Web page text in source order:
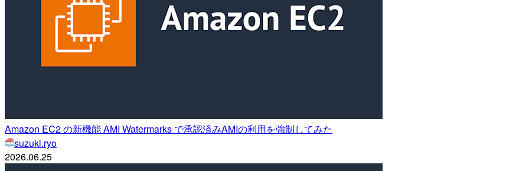
Amazon EC2 の新機能 AMI Watermarks で承認済みAMIの利用を強制してみた
suzuki.ryo
2026.06.25